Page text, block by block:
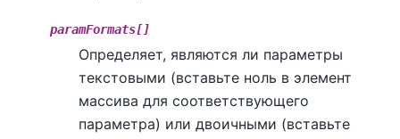
paramFormats[]
Определяет, являются ли параметры
текстовыми (вставьте ноль в элемент
массива для соответствующего
параметра) или двоичными (вставьте